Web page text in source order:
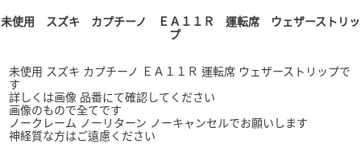
未使用 スズキ カプチーノ ＥＡ１１Ｒ 運転席 ウェザーストリッ
プ
未使用 スズキ カプチーノ ＥＡ１１Ｒ 運転席 ウェザーストリップで
す
詳しくは画像 品番にて確認してください
画像のもので全てです
ノークレーム ノーリターン ノーキャンセルでお願いします
神経質な方はご遠慮ください